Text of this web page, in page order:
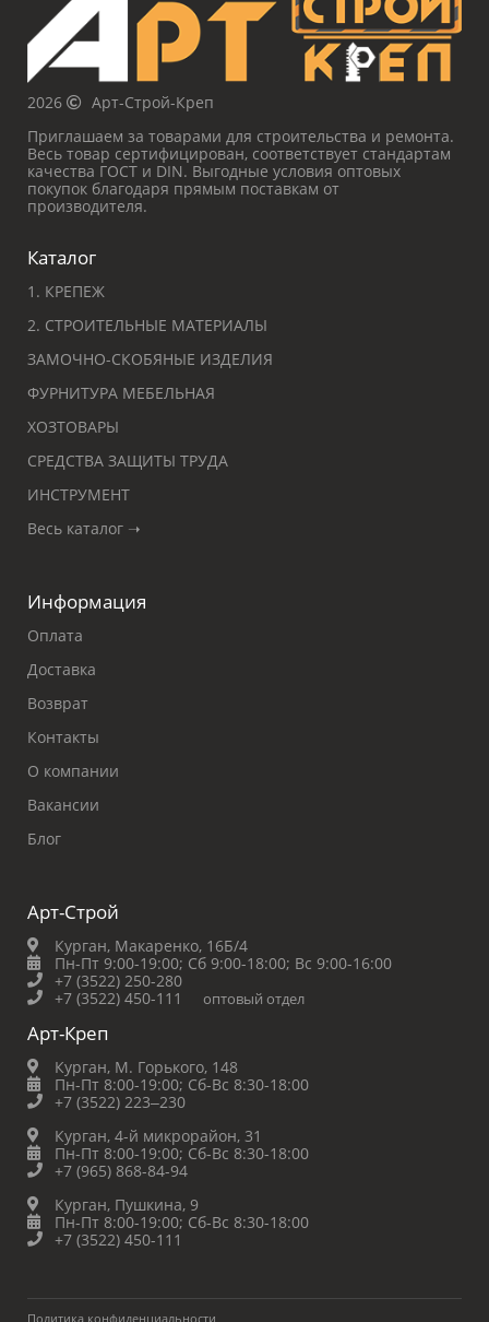
2026
Арт-Строй-Креп
Приглашаем за товарами для строительства и ремонта.
Весь товар сертифицирован, соответствует стандартам
качества ГОСТ и DIN. Выгодные условия оптовых
покупок благодаря прямым поставкам от
производителя.
Каталог
1. КРЕПЕЖ
2. СТРОИТЕЛЬНЫЕ МАТЕРИАЛЫ
ЗАМОЧНО-СКОБЯНЫЕ ИЗДЕЛИЯ
ФУРНИТУРА МЕБЕЛЬНАЯ
ХОЗТОВАРЫ
СРЕДСТВА ЗАЩИТЫ ТРУДА
ИНСТРУМЕНТ
Весь каталог ➝
Информация
Оплата
Доставка
Возврат
Контакты
О компании
Вакансии
Блог
Арт-Строй
Курган, Макаренко, 16Б/4
Пн-Пт 9:00-19:00; Сб 9:00-18:00; Вс 9:00-16:00
+7 (3522) 250-280
+7 (3522) 450-111
оптовый отдел
Арт-Креп
Курган, М. Горького, 148
Пн-Пт 8:00-19:00; Сб-Вс 8:30-18:00
+7 (3522) 223‒230
Курган, 4-й микрорайон, 31
Пн-Пт 8:00-19:00; Сб-Вс 8:30-18:00
+7 (965) 868-84-94
Курган, Пушкина, 9
Пн-Пт 8:00-19:00; Сб-Вс 8:30-18:00
+7 (3522) 450-111
Политика конфиденциальности